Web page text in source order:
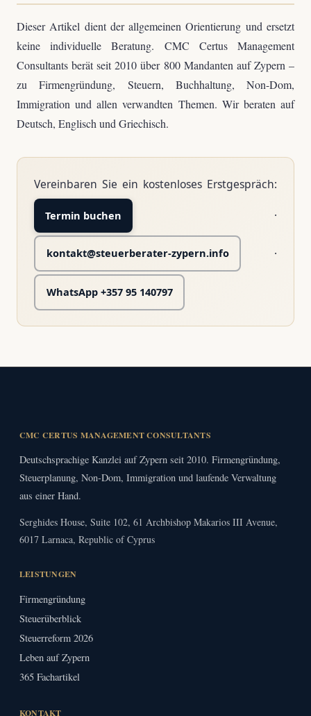
Dieser Artikel dient der allgemeinen Orientierung und ersetzt
keine individuelle Beratung. CMC Certus Management
Consultants berät seit 2010 über 800 Mandanten auf Zypern –
zu Firmengründung, Steuern, Buchhaltung, Non-Dom,
Immigration und allen verwandten Themen. Wir beraten auf
Deutsch, Englisch und Griechisch.
Vereinbaren Sie ein kostenloses Erstgespräch:
Termin buchen ·
kontakt@steuerberater-zypern.info ·
WhatsApp +357 95 140797
CMC CERTUS MANAGEMENT CONSULTANTS
Deutschsprachige Kanzlei auf Zypern seit 2010. Firmengründung,
Steuerplanung, Non-Dom, Immigration und laufende Verwaltung
aus einer Hand.
Serghides House, Suite 102, 61 Archbishop Makarios III Avenue,
6017 Larnaca, Republic of Cyprus
LEISTUNGEN
Firmengründung
Steuerüberblick
Steuerreform 2026
Leben auf Zypern
365 Fachartikel
KONTAKT